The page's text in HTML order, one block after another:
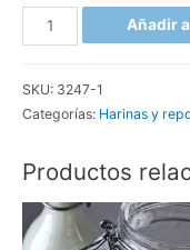
Gotitas
de
semiamargo
Añadir
SKU: 3247-1
Categorías: Harinas y
Productos